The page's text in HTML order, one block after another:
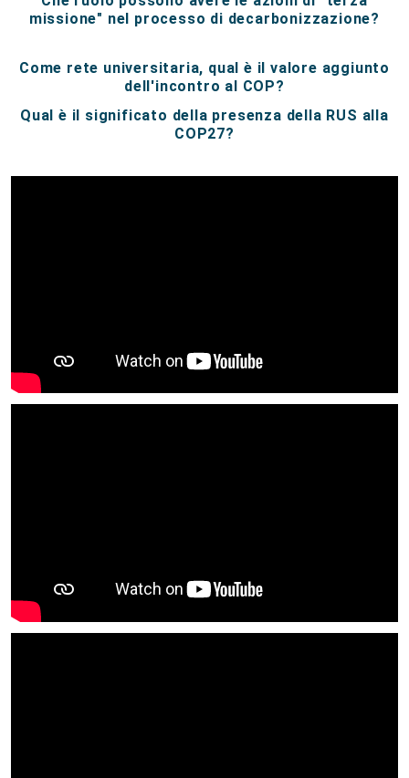
missione" nel processo di decarbonizzazione?
Come rete universitaria, qual è il valore aggiunto
dell'incontro al COP?
Qual è il significato della presenza della RUS alla
COP27?